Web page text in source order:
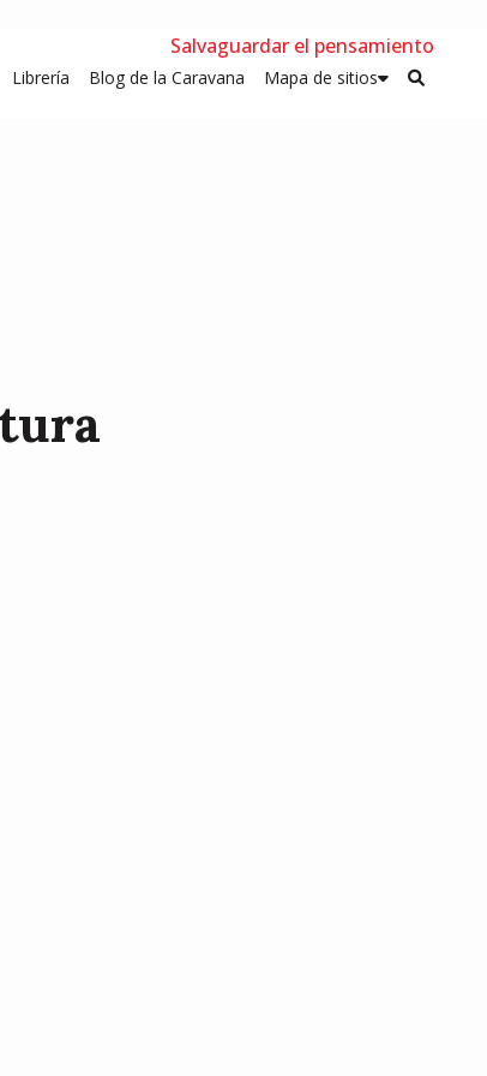
Salvaguardar el pensamiento
Librería Blog de la Caravana Mapa de sitios